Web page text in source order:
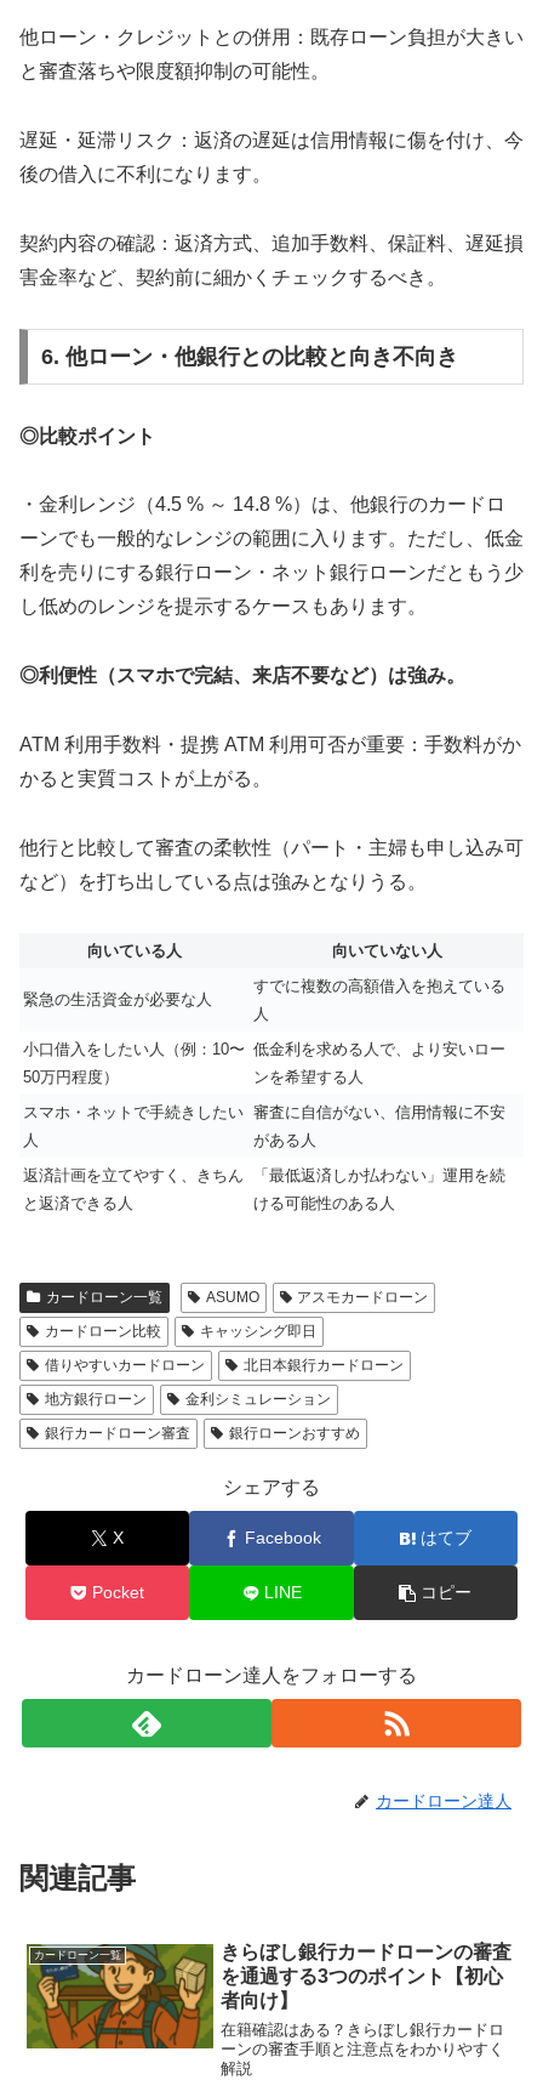
他ローン・クレジットとの併用：既存ローン負担が大きい
と審査落ちや限度額抑制の可能性。
遅延・延滞リスク：返済の遅延は信用情報に傷を付け、今
後の借入に不利になります。
契約内容の確認：返済方式、追加手数料、保証料、遅延損
害金率など、契約前に細かくチェックするべき。
6. 他ローン・他銀行との比較と向き不向き
◎比較ポイント
・金利レンジ（4.5 % ～ 14.8 %）は、他銀行のカードロ
ーンでも一般的なレンジの範囲に入ります。ただし、低金
利を売りにする銀行ローン・ネット銀行ローンだともう少
し低めのレンジを提示するケースもあります。
◎利便性（スマホで完結、来店不要など）は強み。
ATM 利用手数料・提携 ATM 利用可否が重要：手数料がか
かると実質コストが上がる。
他行と比較して審査の柔軟性（パート・主婦も申し込み可
など）を打ち出している点は強みとなりうる。
向いている人 向いていない人
緊急の生活資金が必要な人
すでに複数の高額借入を抱えている
人
小口借入をしたい人（例：10〜
50万円程度）
低金利を求める人で、より安いロー
ンを希望する人
スマホ・ネットで手続きしたい
人
審査に自信がない、信用情報に不安
がある人
返済計画を立てやすく、きちん
と返済できる人
「最低返済しか払わない」運用を続
ける可能性のある人
カードローン一覧 ASUMO
アスモカードローン
カードローン比較
キャッシング即日
借りやすいカードローン
北日本銀行カードローン
地方銀行ローン
金利シミュレーション
銀行カードローン審査
銀行ローンおすすめ
シェアする
X Facebook はてブ
Pocket LINE コピー
カードローン達人をフォローする
カードローン達人
関連記事
カードローン一覧
きらぼし銀行カードローンの審査
を通過する3つのポイント【初心
者向け】
在籍確認はある？きらぼし銀行カードロ
ーンの審査手順と注意点をわかりやすく
解説